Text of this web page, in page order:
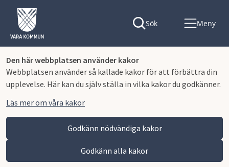
Den här webbplatsen använder kakor
Webbplatsen använder så kallade kakor för att förbättra din
upplevelse. Här kan du själv ställa in vilka kakor du godkänner.
Läs mer om våra kakor
Godkänn nödvändiga kakor
Godkänn alla kakor
Sök Meny
Vara kommun
Bygga, miljö och infrastruktur